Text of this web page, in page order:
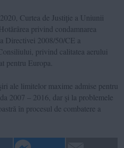
Curtea de Justiţie a Uniunii
privind condamnarea
Directivei 2008/50/CE a
privind calitatea aerului
pentru Europa.
ale limitelor maxime admise pentru
2007 – 2016, dar şi la problemele
în procesul de combatere a